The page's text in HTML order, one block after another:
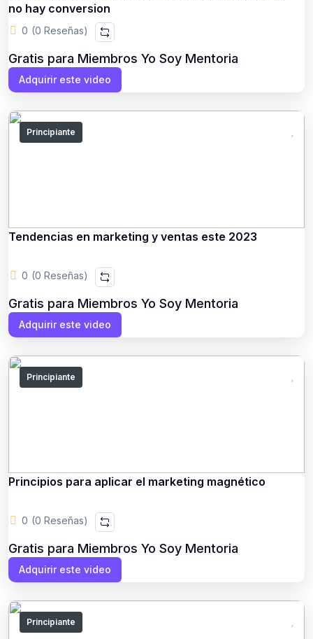
no hay conversion
0 (0 Reseñas)
Gratis para Miembros Yo Soy Mentoria
Adquirir este video
Principiante
Tendencias en marketing y ventas este 2023
0 (0 Reseñas)
Gratis para Miembros Yo Soy Mentoria
Adquirir este video
Principiante
Principios para aplicar el marketing magnético
0 (0 Reseñas)
Gratis para Miembros Yo Soy Mentoria
Adquirir este video
Principiante